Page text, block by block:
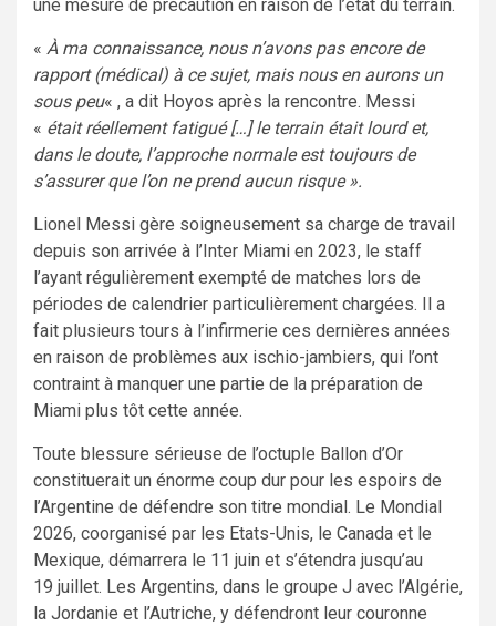
une mesure de précaution en raison de l’état du terrain.
« À ma connaissance, nous n’avons pas encore de
rapport (médical) à ce sujet, mais nous en aurons un
sous peu« , a dit Hoyos après la rencontre. Messi
« était réellement fatigué […] le terrain était lourd et,
dans le doute, l’approche normale est toujours de
s’assurer que l’on ne prend aucun risque ».
Lionel Messi gère soigneusement sa charge de travail
depuis son arrivée à l’Inter Miami en 2023, le staff
l’ayant régulièrement exempté de matches lors de
périodes de calendrier particulièrement chargées. Il a
fait plusieurs tours à l’infirmerie ces dernières années
en raison de problèmes aux ischio-jambiers, qui l’ont
contraint à manquer une partie de la préparation de
Miami plus tôt cette année.
Toute blessure sérieuse de l’octuple Ballon d’Or
constituerait un énorme coup dur pour les espoirs de
l’Argentine de défendre son titre mondial. Le Mondial
2026, coorganisé par les Etats-Unis, le Canada et le
Mexique, démarrera le 11 juin et s’étendra jusqu’au
19 juillet. Les Argentins, dans le groupe J avec l’Algérie,
la Jordanie et l’Autriche, y défendront leur couronne